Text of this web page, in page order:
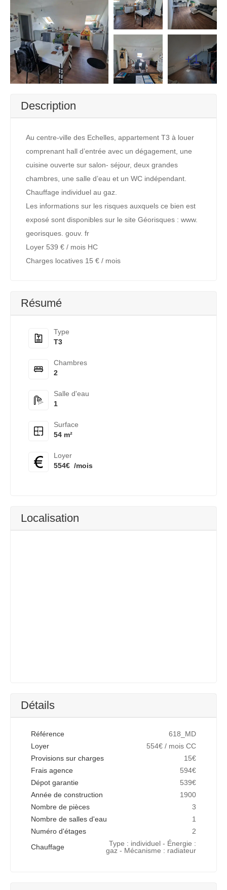
+1
Description
Au centre-ville des Echelles, appartement T3 à louer
comprenant hall d’entrée avec un dégagement, une
cuisine ouverte sur salon- séjour, deux grandes
chambres, une salle d’eau et un WC indépendant.
Chauffage individuel au gaz.
Les informations sur les risques auxquels ce bien est
exposé sont disponibles sur le site Géorisques : www.
georisques. gouv. fr
Loyer 539 € / mois HC
Charges locatives 15 € / mois
Résumé
Type
T3
Chambres
2
Salle d'eau
1
Surface
54 m²
Loyer
554€ /mois
Localisation
Détails
Référence
618_MD
Loyer
554€ / mois CC
Provisions sur charges
15€
Frais agence
594€
Dépot garantie
539€
Année de construction
1900
Nombre de pièces
3
Nombre de salles d'eau
1
Numéro d'étages
2
Chauffage
Type : individuel - Énergie :
gaz - Mécanisme : radiateur